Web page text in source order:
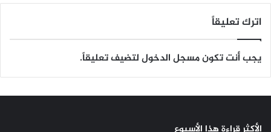
اترك تعليقاً
يجب أنت تكونمسجل الدخوللتضيف تعليقاً.